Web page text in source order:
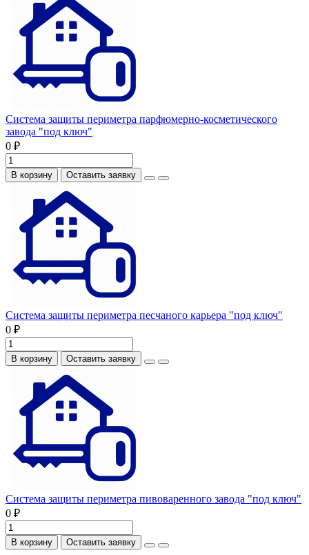
Система защиты периметра парфюмерно-косметического
завода "под ключ"
0 ₽
В корзину Оставить заявку
Система защиты периметра песчаного карьера "под ключ"
0 ₽
В корзину Оставить заявку
Система защиты периметра пивоваренного завода "под ключ"
0 ₽
В корзину Оставить заявку